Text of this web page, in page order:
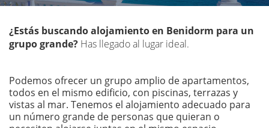
¿Estás buscando alojamiento en Benidorm para un
grupo grande? Has llegado al lugar ideal.
Podemos ofrecer un grupo amplio de apartamentos,
todos en el mismo edificio, con piscinas, terrazas y
vistas al mar. Tenemos el alojamiento adecuado para
un número grande de personas que quieran o